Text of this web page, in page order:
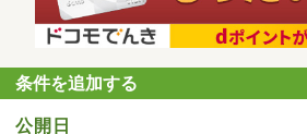
条件を追加する
公開日